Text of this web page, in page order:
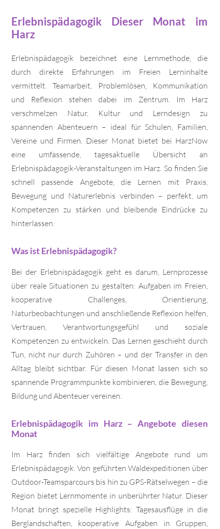
Erlebnispädagogik Dieser Monat im
Harz
Erlebnispädagogik bezeichnet eine Lernmethode, die
durch direkte Erfahrungen im Freien Lerninhalte
vermittelt. Teamarbeit, Problemlösen, Kommunikation
und Reflexion stehen dabei im Zentrum. Im Harz
verschmelzen Natur, Kultur und Lerndesign zu
spannenden Abenteuern – ideal für Schulen, Familien,
Vereine und Firmen. Dieser Monat bietet bei HarzNow
eine umfassende, tagesaktuelle Übersicht an
Erlebnispädagogik-Veranstaltungen im Harz. So finden Sie
schnell passende Angebote, die Lernen mit Praxis,
Bewegung und Naturerlebnis verbinden – perfekt, um
Kompetenzen zu stärken und bleibende Eindrücke zu
hinterlassen.
Was ist Erlebnispädagogik?
Bei der Erlebnispädagogik geht es darum, Lernprozesse
über reale Situationen zu gestalten: Aufgaben im Freien,
kooperative Challenges, Orientierung,
Naturbeobachtungen und anschließende Reflexion helfen,
Vertrauen, Verantwortungsgefühl und soziale
Kompetenzen zu entwickeln. Das Lernen geschieht durch
Tun, nicht nur durch Zuhören – und der Transfer in den
Alltag bleibt sichtbar. Für diesen Monat lassen sich so
spannende Programmpunkte kombinieren, die Bewegung,
Bildung und Abenteuer vereinen.
Erlebnispädagogik im Harz – Angebote diesen
Monat
Im Harz finden sich vielfältige Angebote rund um
Erlebnispädagogik. Von geführten Waldexpeditionen über
Outdoor-Teamsparcours bis hin zu GPS-Rätselwegen – die
Region bietet Lernmomente in unberührter Natur. Dieser
Monat bringt spezielle Highlights: Tagesausflüge in die
Berglandschaften, kooperative Aufgaben in Gruppen,